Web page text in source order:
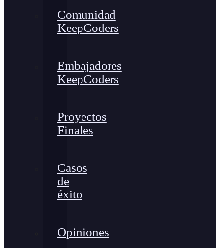
Comunidad
KeepCoders
Embajadores
KeepCoders
Proyectos
Finales
Casos
de
éxito
Opiniones